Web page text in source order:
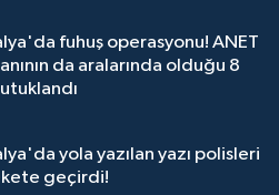
fuhuş operasyonu! ANET
da aralarında olduğu 8
yola yazılan yazı polisleri
geçirdi!